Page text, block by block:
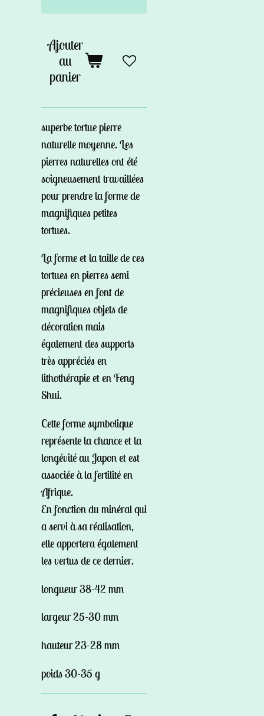
Ajouter
au
panier
superbe tortue pierre
naturelle moyenne. Les
pierres naturelles ont été
soigneusement travaillées
pour prendre la forme de
magnifiques petites
tortues.
La forme et la taille de ces
tortues en pierres semi
précieuses en font de
magnifiques objets de
décoration mais
également des supports
très appréciés en
lithothérapie et en Feng
Shui.
Cette forme symbolique
représente la chance et la
longévité au Japon et est
associée à la fertilité en
Afrique.
En fonction du minéral qui
a servi à sa réalisation,
elle apportera également
les vertus de ce dernier.
longueur 38-42 mm
largeur 25-30 mm
hauteur 23-28 mm
poids 30-35 g